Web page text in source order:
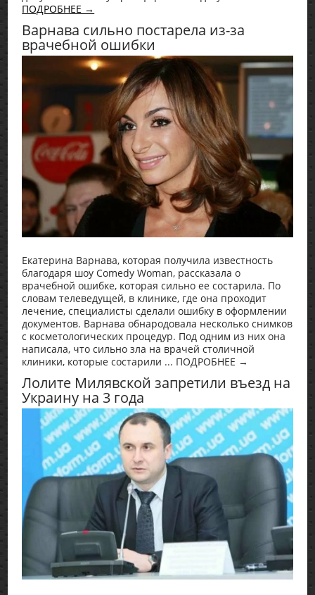
ПОДРОБНЕЕ →
Варнава сильно постарела из-за
врачебной ошибки
Екатерина Варнава, которая получила известность
благодаря шоу Comedy Woman, рассказала о
врачебной ошибке, которая сильно ее состарила. По
словам телеведущей, в клинике, где она проходит
лечение, специалисты сделали ошибку в оформлении
документов. Варнава обнародовала несколько снимков
с косметологических процедур. Под одним из них она
написала, что сильно зла на врачей столичной
клиники, которые состарили ... ПОДРОБНЕЕ →
Лолите Милявской запретили въезд на
Украину на 3 года